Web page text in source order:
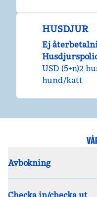
HUSDJUR
Ej
USD (5+n)2
hund/katt
Avbokning
Checka in/checka ut